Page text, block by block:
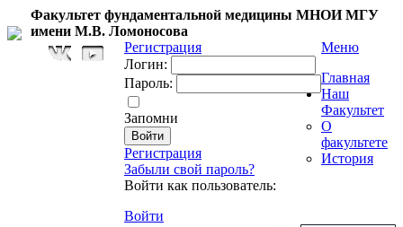
Факультет фундаментальной медицины МНОИ МГУ
имени М.В. Ломоносова
Регистрация
Логин:
Пароль:
Запомни
Регистрация
Забыли свой пароль?
Войти как пользователь:
Войти
Меню
Главная
Наш
Факультет
О
факультете
История